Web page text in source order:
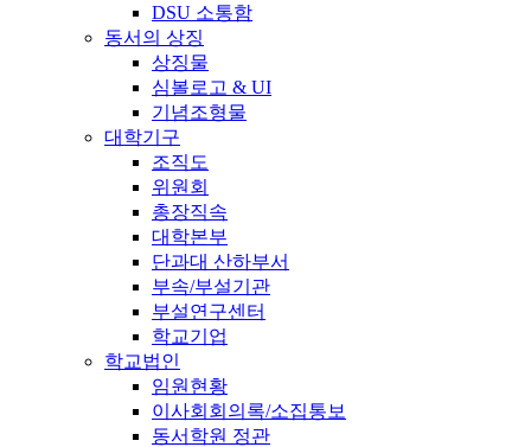
DSU 소통함
동서의 상징
상징물
심볼로고 & UI
기념조형물
대학기구
조직도
위원회
총장직속
대학본부
단과대 산하부서
부속/부설기관
부설연구센터
학교기업
학교법인
임원현황
이사회회의록/소집통보
동서학원 정관